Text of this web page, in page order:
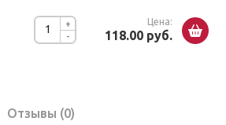
-
+ Цена:
118.00 руб.
Отзывы (0)